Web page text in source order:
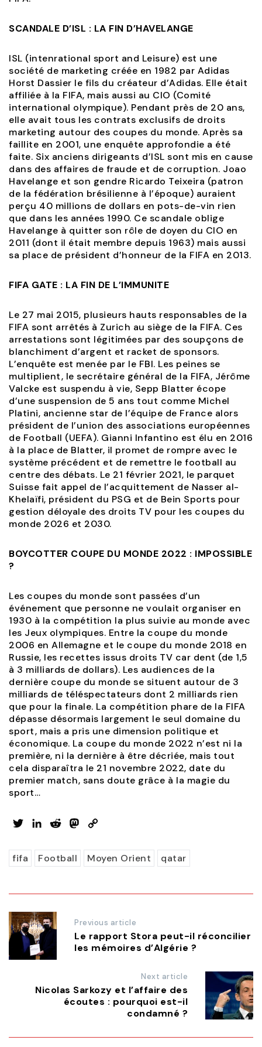
SCANDALE D’ISL : LA FIN D’HAVELANGE
ISL (intenrational sport and Leisure) est une
société de marketing créée en 1982 par Adidas
Horst Dassier le fils du créateur d’Adidas. Elle était
affiliée à la FIFA, mais aussi au CIO (Comité
international olympique). Pendant près de 20 ans,
elle avait tous les contrats exclusifs de droits
marketing autour des coupes du monde. Après sa
faillite en 2001, une enquête approfondie a été
faite. Six anciens dirigeants d’ISL sont mis en cause
dans des affaires de fraude et de corruption. Joao
Havelange et son gendre Ricardo Teixeira (patron
de la fédération brésilienne à l’époque) auraient
perçu 40 millions de dollars en pots-de-vin rien
que dans les années 1990. Ce scandale oblige
Havelange à quitter son rôle de doyen du CIO en
2011 (dont il était membre depuis 1963) mais aussi
sa place de président d’honneur de la FIFA en 2013.
FIFA GATE : LA FIN DE L’IMMUNITE
Le 27 mai 2015, plusieurs hauts responsables de la
FIFA sont arrêtés à Zurich au siège de la FIFA. Ces
arrestations sont légitimées par des soupçons de
blanchiment d’argent et racket de sponsors.
L’enquête est menée par le FBI. Les peines se
multiplient, le secrétaire général de la FIFA, Jérôme
Valcke est suspendu à vie, Sepp Blatter écope
d’une suspension de 5 ans tout comme Michel
Platini, ancienne star de l’équipe de France alors
président de l’union des associations européennes
de Football (UEFA). Gianni Infantino est élu en 2016
à la place de Blatter, il promet de rompre avec le
système précédent et de remettre le football au
centre des débats. Le 21 février 2021, le parquet
Suisse fait appel de l’acquittement de Nasser al-
Khelaïfi, président du PSG et de Bein Sports pour
gestion déloyale des droits TV pour les coupes du
monde 2026 et 2030.
BOYCOTTER COUPE DU MONDE 2022 : IMPOSSIBLE
?
Les coupes du monde sont passées d’un
événement que personne ne voulait organiser en
1930 à la compétition la plus suivie au monde avec
les Jeux olympiques. Entre la coupe du monde
2006 en Allemagne et le coupe du monde 2018 en
Russie, les recettes issus droits TV car dent (de 1,5
à 3 milliards de dollars). Les audiences de la
dernière coupe du monde se situent autour de 3
milliards de téléspectateurs dont 2 milliards rien
que pour la finale. La compétition phare de la FIFA
dépasse désormais largement le seul domaine du
sport, mais a pris une dimension politique et
économique. La coupe du monde 2022 n’est ni la
première, ni la dernière à être décriée, mais tout
cela disparaîtra le 21 novembre 2022, date du
premier match, sans doute grâce à la magie du
sport…
TwitterLinkedInRedditMastodon
fifa
Football Moyen Orient qatar
Post
navigation
Previous article
Le rapport Stora peut-il réconcilier
les mémoires d’Algérie ?
Next article
Nicolas Sarkozy et l’affaire des
écoutes : pourquoi est-il
condamné ?